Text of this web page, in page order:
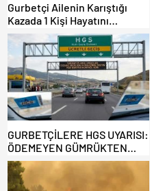
Gurbetçi Ailenin Karıştığı
Kazada 1 Kişi Hayatını
Kaybederken, 7 kişi Yaralandı.
GURBETÇİLERE HGS UYARISI:
ÖDEMEYEN GÜMRÜKTEN
ÇIKAMIYOR!